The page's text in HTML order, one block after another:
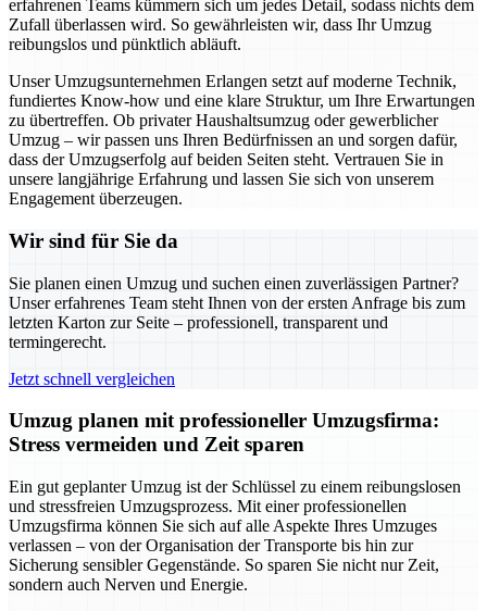
erfahrenen Teams kümmern sich um jedes Detail, sodass nichts dem
Zufall überlassen wird. So gewährleisten wir, dass Ihr Umzug
reibungslos und pünktlich abläuft.
Unser Umzugsunternehmen Erlangen setzt auf moderne Technik,
fundiertes Know-how und eine klare Struktur, um Ihre Erwartungen
zu übertreffen. Ob privater Haushaltsumzug oder gewerblicher
Umzug – wir passen uns Ihren Bedürfnissen an und sorgen dafür,
dass der Umzugserfolg auf beiden Seiten steht. Vertrauen Sie in
unsere langjährige Erfahrung und lassen Sie sich von unserem
Engagement überzeugen.
Wir sind für Sie da
Sie planen einen Umzug und suchen einen zuverlässigen Partner?
Unser erfahrenes Team steht Ihnen von der ersten Anfrage bis zum
letzten Karton zur Seite – professionell, transparent und
termingerecht.
Jetzt schnell vergleichen
Umzug planen mit professioneller Umzugsfirma:
Stress vermeiden und Zeit sparen
Ein gut geplanter Umzug ist der Schlüssel zu einem reibungslosen
und stressfreien Umzugsprozess. Mit einer professionellen
Umzugsfirma können Sie sich auf alle Aspekte Ihres Umzuges
verlassen – von der Organisation der Transporte bis hin zur
Sicherung sensibler Gegenstände. So sparen Sie nicht nur Zeit,
sondern auch Nerven und Energie.